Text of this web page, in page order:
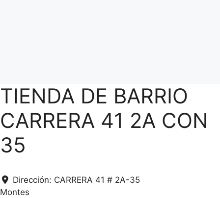
TIENDA DE BARRIO
CARRERA 41 2A CON
35
Dirección: CARRERA 41 # 2A-35
Montes